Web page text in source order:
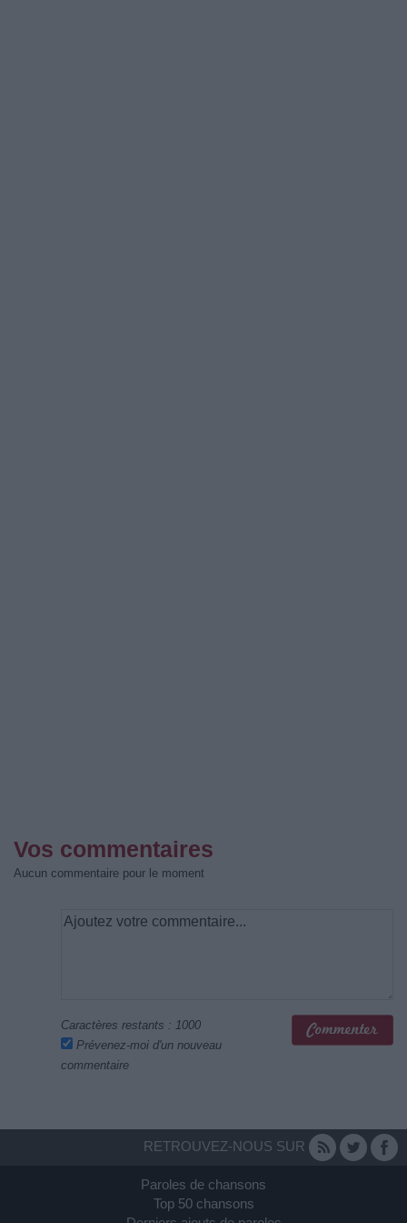
Vos commentaires
Aucun commentaire pour le moment
Caractères restants : 1000
Prévenez-moi d'un nouveau
commentaire
RETROUVEZ-NOUS SUR
Paroles de chansons
Top 50 chansons